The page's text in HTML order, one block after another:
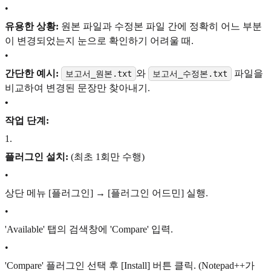
•
유용한 상황: 원본 파일과 수정본 파일 간에 정확히 어느 부분
이 변경되었는지 눈으로 확인하기 어려울 때.
•
간단한 예시:
보고서_원본.txt 와 보고서_수정본.txt
파일을
비교하여 변경된 문장만 찾아내기.
•
작업 단계:
1 .
플러그인 설치: (최초 1회만 수행)
•
상단 메뉴 [플러그인] → [플러그인 어드민] 실행.
•
'Available' 탭의 검색창에 'Compare' 입력.
•
'Compare' 플러그인 선택 후 [Install] 버튼 클릭. (Notepad++가